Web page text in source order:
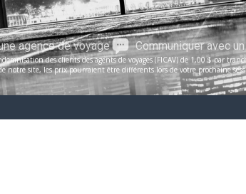
agence de voyage Communiquer avec
des clients des agents de voyages (FICAV) de 1,00 $ par
notre site, les prix pourraient être différents lors de votre prochaine